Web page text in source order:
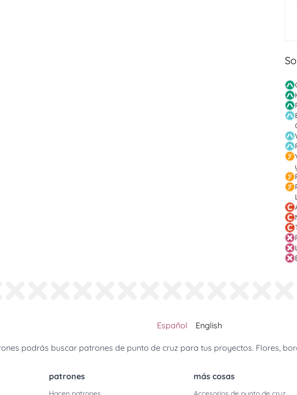
Español English
podrás buscar patrones de punto de cruz para tus proyectos. Flores,
patrones más cosas